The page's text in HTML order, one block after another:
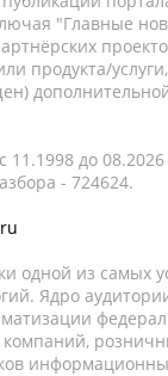
"Главные
продукта/
до
- 724624.
одной из самых
Ядро